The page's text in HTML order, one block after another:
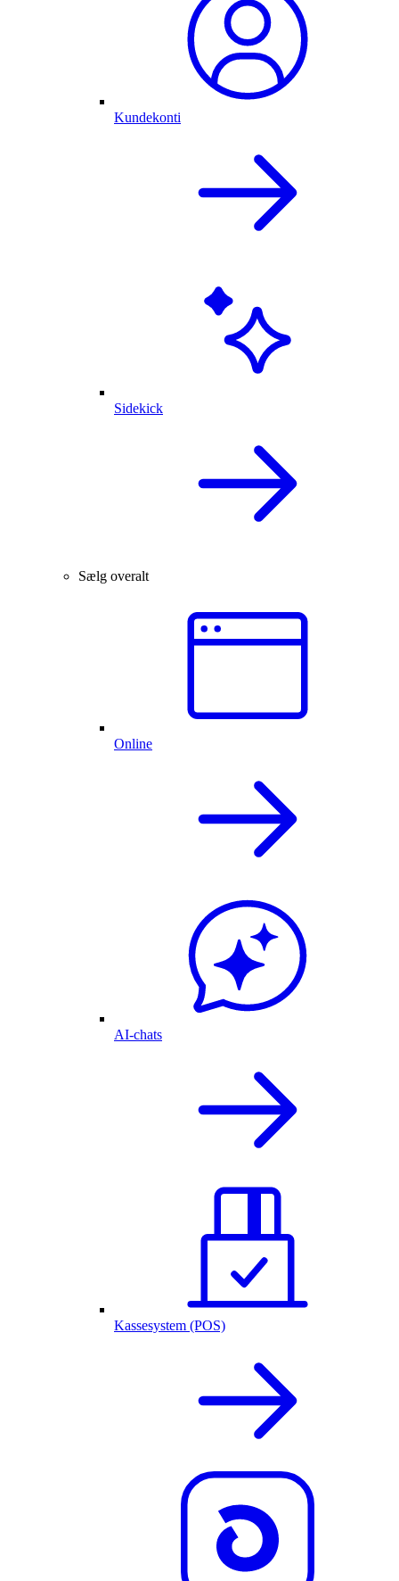
Kundekonti
Sidekick
Sælg overalt
Online
AI-chats
Kassesystem (POS)